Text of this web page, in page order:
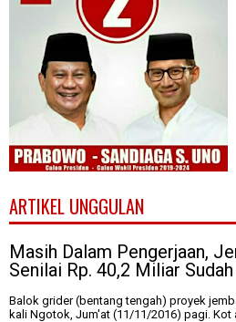
ARTIKEL UNGGULAN
Masih Dalam Pengerjaan,
Senilai Rp. 40,2 Miliar
Balok grider (bentang tengah) proyek
kali Ngotok, Jum'at (11/11/2016) pagi. Kot